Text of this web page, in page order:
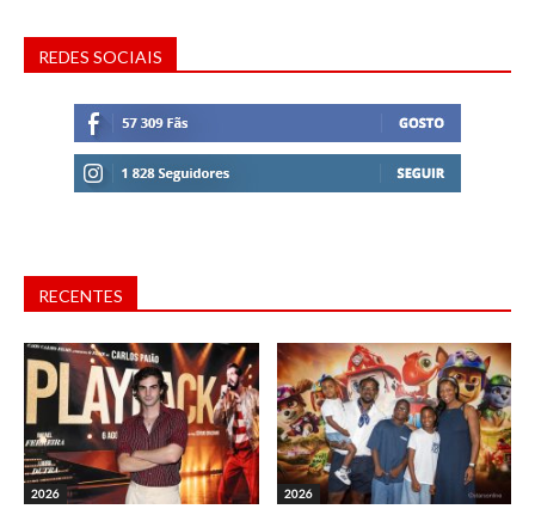
REDES SOCIAIS
RECENTES
2026 2026